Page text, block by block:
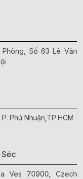
Số 63 Lê Văn
Phú Nhuận,TP.HCM
Ves 70900, Czech